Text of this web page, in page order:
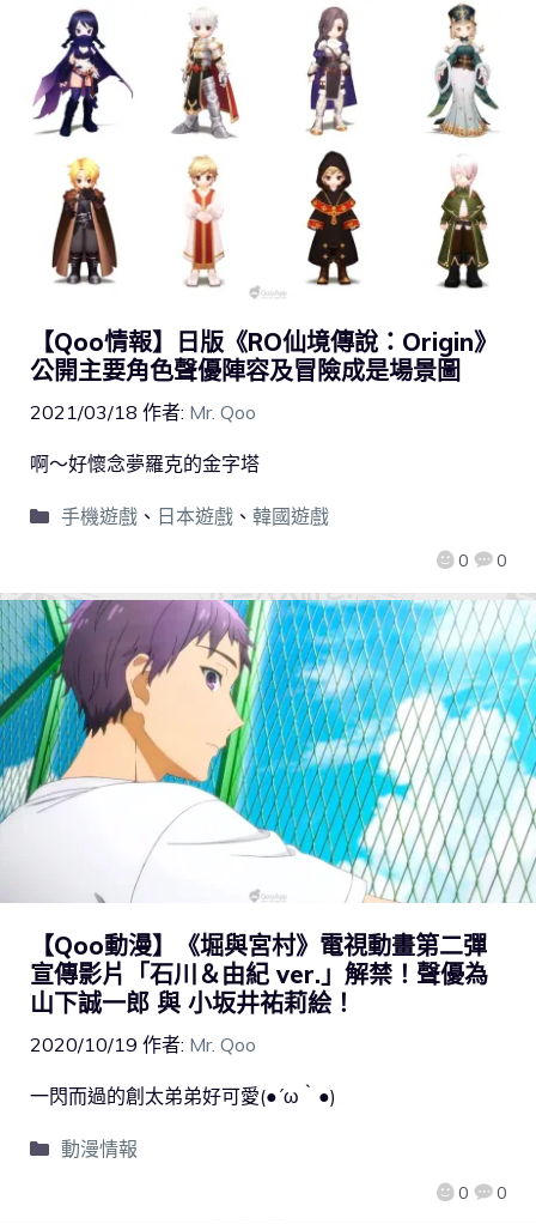
【Qoo情報】日版《RO仙境傳說：Origin》
公開主要角色聲優陣容及冒險成是場景圖
2021/03/18 作者: Mr. Qoo
0 0
啊～好懷念夢羅克的金字塔
手機遊戲、 日本遊戲、 韓國遊戲
【Qoo動漫】《堀與宮村》電視動畫第二彈
宣傳影片「石川＆由紀 ver.」解禁！聲優為
山下誠一郎 與 小坂井祐莉絵！
2020/10/19 作者: Mr. Qoo
0 0
一閃而過的創太弟弟好可愛(●´ω｀●)
動漫情報